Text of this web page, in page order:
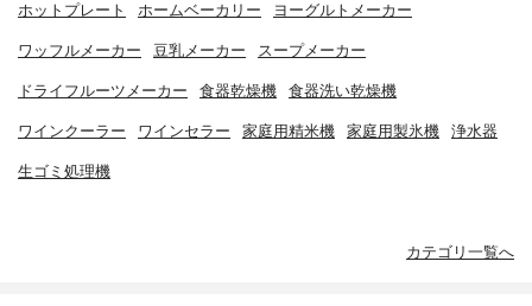
ホットプレート ホームベーカリー ヨーグルトメーカー
ワッフルメーカー 豆乳メーカー スープメーカー
ドライフルーツメーカー 食器乾燥機 食器洗い乾燥機
ワインクーラー ワインセラー 家庭用精米機 家庭用製氷機 浄水器
生ゴミ処理機
カテゴリ一覧へ